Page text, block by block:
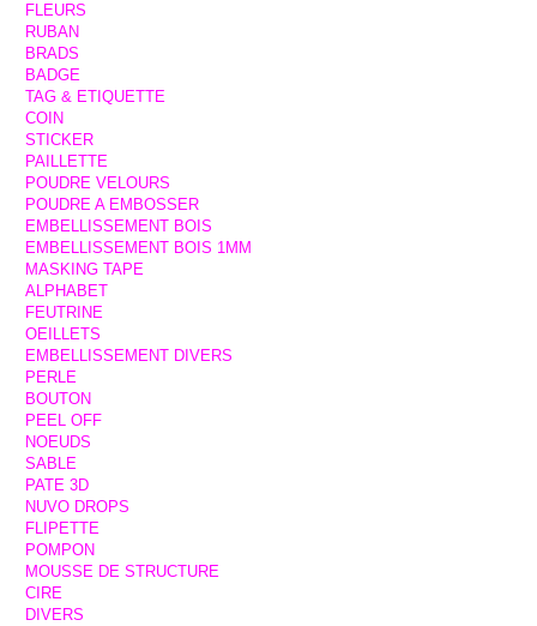
FLEURS
RUBAN
BRADS
BADGE
TAG & ETIQUETTE
COIN
STICKER
PAILLETTE
POUDRE VELOURS
POUDRE A EMBOSSER
EMBELLISSEMENT BOIS
EMBELLISSEMENT BOIS 1MM
MASKING TAPE
ALPHABET
FEUTRINE
OEILLETS
EMBELLISSEMENT DIVERS
PERLE
BOUTON
PEEL OFF
NOEUDS
SABLE
PATE 3D
NUVO DROPS
FLIPETTE
POMPON
MOUSSE DE STRUCTURE
CIRE
DIVERS